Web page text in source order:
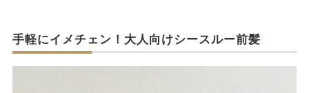
手軽にイメチェン！大人向けシースルー前髪